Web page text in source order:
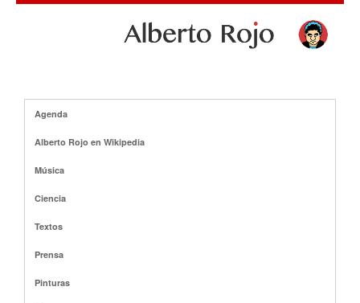
Agenda
Alberto Rojo en Wikipedia
Música
Ciencia
Textos
Prensa
Pinturas